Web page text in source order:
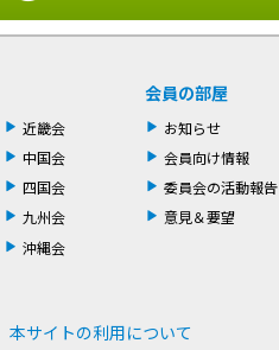
近畿会
中国会
四国会
九州会
沖縄会
会員の部屋
お知らせ
会員向け情報
委員会の活動報告
意見＆要望
本サイトの利用について